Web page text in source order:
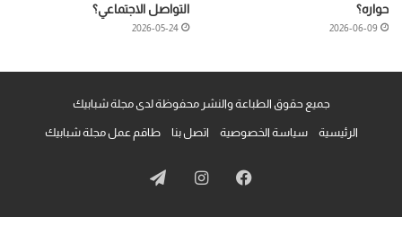
حواره؟
2026-06-09
التواصل الاجتماعي؟
2026-05-24
جميع حقوق الطباعة والنشر محفوظة لدى مجلة شبابيك
الرئيسية سياسة الخصوصية اتصل بنا طاقم عمل مجلة شبابيك
فيسبوكانستقرامتيلقرام